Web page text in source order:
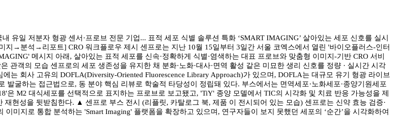
일 저분자 형광 센서·프로브 전문 기업... 표적 세포 식별 솔루션 특화 ‘SMART IMAGING’ 살아있는 세포 신호를 실시
→분석→리포트] CRO 워크플로우 제시 센프로는 지난 10월 15일부터 3일간 서울 코엑스에서 열린 '바이오플러스-인터
메시지 아래, 살아있는 표적 세포를 신속·정확하게 식별·염색하는 대표 프로브와 맞춤형 이미지-기반 CRO 서비
객의 모습 센프로의 세포 생존성을 유지한 채 분화·노화·대사·면역 활성 같은 미묘한 생리 신호를 정량 · 실시간 시각
는 회사 고유의 DOFLA(Diversity-Oriented Fluorescence Library Approach)가 있으며, DOFLA는 대규모 유기 형광 라이브
발굴하는 접근법으로, 동 분야 핵심 리뷰로 학술적 타당성이 정립돼 있다. 부스에서는 면역세포·노화세포·종양기원세포
M2 대식세포를 선택적으로 표지하는 프로브로 보고됐고, 'TiY' 종양 모델에서 TIC의 시각화 및 치료 반응 가능성을 제
현성을 뒷받침한다. ▲ 센프로 부스 전시 (리플릿, 카탈로그 북, 제품 이 전시되어 있는 모습) 센프로는 신약 효능 검증·
미지로 통합 분석하는 'Smart Imaging' 플랫폼을 확장하고 있으며, 연구자들이 보지 못했던 세포의 ‘순간’을 시각화하여